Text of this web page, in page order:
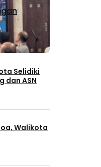
Selidiki
dan ASN
Walikota